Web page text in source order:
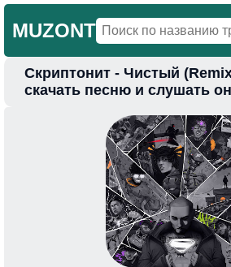
MUZONT
Главная
Скриптонит - Чистый
скачать песню и слушать